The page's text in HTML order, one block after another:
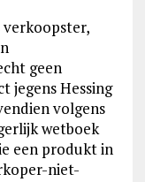
verkoopster,
geen
jegens Hessing
volgens
wetboek
een produkt in
niet-